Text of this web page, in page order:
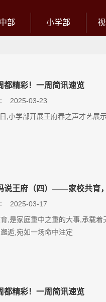
部 小学部
都精彩！一周简讯速览
2025-03-23
,小学部开展王府春之声才艺展示
说王府（四）——家校共育
2025-03-17
,是家庭重中之重的大事,承载
逅,宛如一场命中注定
都精彩！一周简讯速览